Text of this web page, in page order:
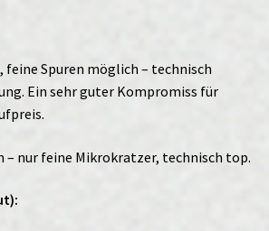
feine Spuren möglich – technisch
Ein sehr guter Kompromiss für
– nur feine Mikrokratzer, technisch top.